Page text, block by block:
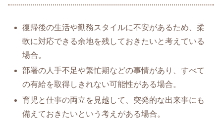
復帰後の生活や勤務スタイルに不安があるため、柔
軟に対応できる余地を残しておきたいと考えている
場合。
部署の人手不足や繁忙期などの事情があり、すべて
の有給を取得しきれない可能性がある場合。
育児と仕事の両立を見越して、突発的な出来事にも
備えておきたいという考えがある場合。